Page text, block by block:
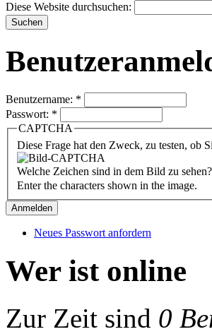
Diese Website durchsuchen:
Benutzername: *
Passwort: *
CAPTCHA
Diese Frage hat den Zweck, zu testen, ob
Welche Zeichen sind in dem Bild zu
Enter the characters shown in the image.
Neues Passwort anfordern
Wer ist online
Zur Zeit sind 0